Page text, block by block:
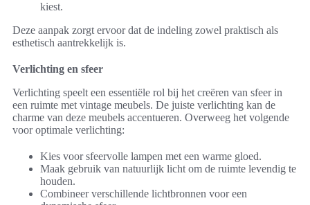
kiest.
Deze aanpak zorgt ervoor dat de indeling zowel praktisch als
esthetisch aantrekkelijk is.
Verlichting en sfeer
Verlichting speelt een essentiële rol bij het creëren van sfeer in
een ruimte met vintage meubels. De juiste verlichting kan de
charme van deze meubels accentueren. Overweeg het volgende
voor optimale verlichting:
Kies voor sfeervolle lampen met een warme gloed.
Maak gebruik van natuurlijk licht om de ruimte levendig te
houden.
Combineer verschillende lichtbronnen voor een